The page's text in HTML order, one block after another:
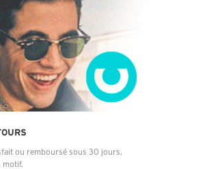
ou remboursé sous 30 jours,
motif.